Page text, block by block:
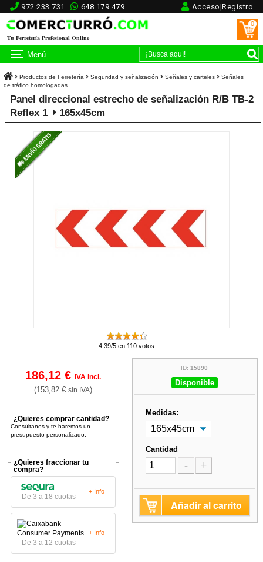
972 233 731 648 179 479 Acceso|Registro
Tu Ferretería Profesional Online
0
Menú
Productos de Ferretería Seguridad y señalización Señales y carteles
Señales
de tráfico homologadas
Panel direccional estrecho de señalización R/B TB-2
Reflex 1
165x45cm
4.39/5 en 110 votos
186,12 €IVA incl.
(153,82 €sin IVA)
¿Quieres comprar cantidad?
Consúltanos y te haremos un
presupuesto personalizado.
¿Quieres fraccionar tu
compra?
De 3 a 18 cuotas
+ Info
De 3 a 12 cuotas
+ Info
ID:15890
Disponible
Medidas:
Cantidad
- +
Añadir al carrito